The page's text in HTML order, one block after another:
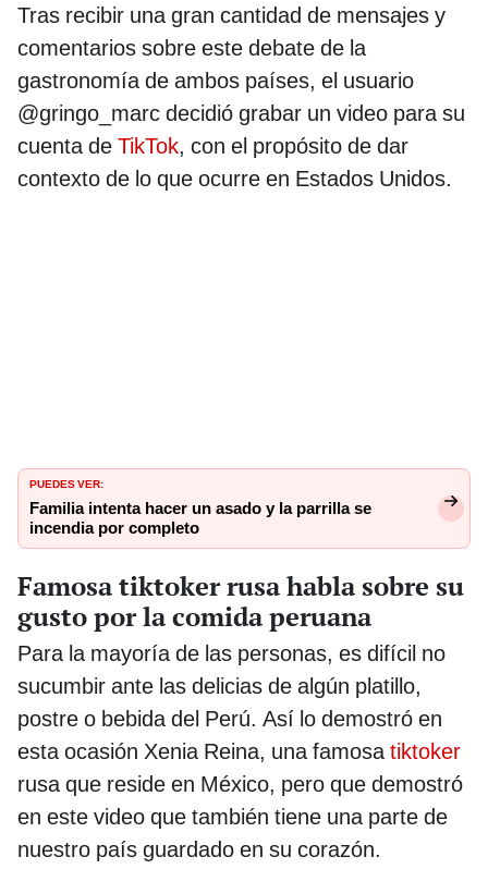
Tras recibir una gran cantidad de mensajes y
comentarios sobre este debate de la
gastronomía de ambos países, el usuario
@gringo_marc decidió grabar un video para su
cuenta de TikTok, con el propósito de dar
contexto de lo que ocurre en Estados Unidos.
PUEDES VER:
Familia intenta hacer un asado y la parrilla se
incendia por completo
Famosa tiktoker rusa habla sobre su
gusto por la comida peruana
Para la mayoría de las personas, es difícil no
sucumbir ante las delicias de algún platillo,
postre o bebida del Perú. Así lo demostró en
esta ocasión Xenia Reina, una famosatiktoker
rusa que reside en México, pero que demostró
en este video que también tiene una parte de
nuestro país guardado en su corazón.